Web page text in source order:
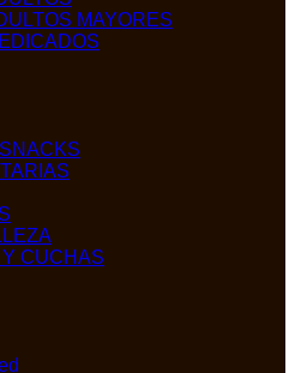
MAYORES
CUCHAS